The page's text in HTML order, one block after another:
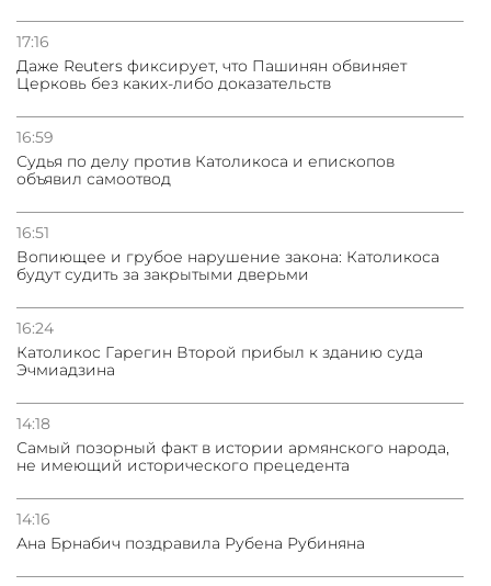
17:16
Даже Reuters фиксирует, что Пашинян обвиняет
Церковь без каких-либо доказательств
16:59
Судья по делу против Католикоса и епископов
объявил самоотвод
16:51
Вопиющее и грубое нарушение закона: Католикоса
будут судить за закрытыми дверьми
16:24
Католикос Гарегин Второй прибыл к зданию суда
Эчмиадзина
14:18
Самый позорный факт в истории армянского народа,
не имеющий исторического прецедента
14:16
Ана Брнабич поздравила Рубена Рубиняна